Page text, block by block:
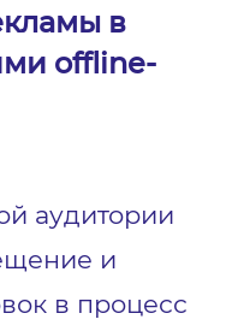
в
offline-
аудитории
и
в процесс